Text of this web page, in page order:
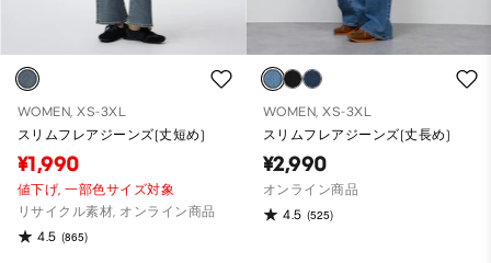
WOMEN, XS-3XL
スリムフレアジーンズ(丈短め)
¥1,990
値下げ,一部色サイズ対象
リサイクル素材, オンライン商品
4.5 (865)
WOMEN, XS-3XL
スリムフレアジーンズ(丈長め)
¥2,990
オンライン商品
4.5 (525)